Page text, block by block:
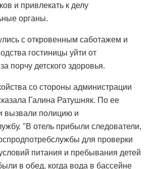
и привлекать к делу
органы.
с откровенным саботажем и
гостиницы уйти от
порчу детского здоровья.
со стороны администрации
Галина Ратушняк. По ее
вызвали полицию и
"В отель прибыли следователи,
для проверки
питания и пребывания детей
в обед, когда вода в бассейне